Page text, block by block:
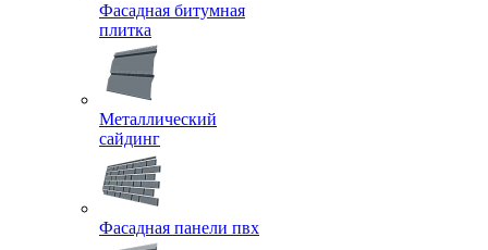
Фасадная битумная
плитка
Металлический
сайдинг
Фасадная панели пвх